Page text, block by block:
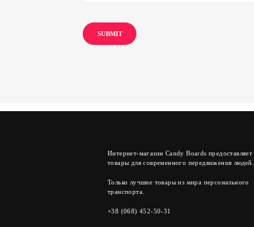
Интернет-магазин Candy Boards предоставляет
товары для современного передвижения людей.
Только лучшие товары из мира персонального
транспорта.
+38 (068) 452-50-31